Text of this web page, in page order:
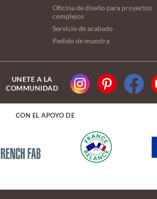
Oficina de diseño para proyectos
complejos
Servicio de acabado
Pedido de muestra
UNETE A LA
COMMUNIDAD
CON EL APOYO DE